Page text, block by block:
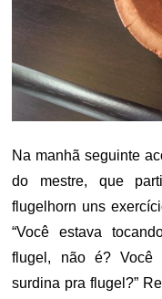
Na manhã seguinte
do mestre, que
flugelhorn uns
“Você estava
flugel, não é? Você
surdina pra flugel?”